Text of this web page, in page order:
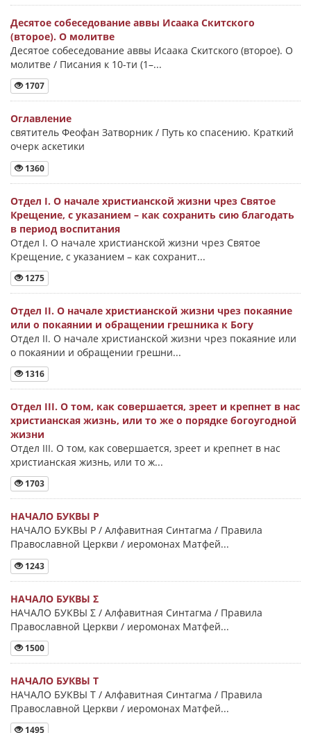
Десятое собеседование аввы Исаака Скитского
(второе). О молитве
Десятое собеседование аввы Исаака Скитского (второе). О
молитве / Писания к 10-ти (1–...
1707
Оглавление
святитель Феофан Затворник / Путь ко спасению. Краткий
очерк аскетики
1360
Отдел I. О начале христианской жизни чрез Святое
Крещение, с указанием – как сохранить сию благодать
в период воспитания
Отдел I. О начале христианской жизни чрез Святое
Крещение, с указанием – как сохранит...
1275
Отдел II. О начале христианской жизни чрез покаяние
или о покаянии и обращении грешника к Богу
Отдел II. О начале христианской жизни чрез покаяние или
о покаянии и обращении грешни...
1316
Отдел III. О том, как совершается, зреет и крепнет в нас
христианская жизнь, или то же о порядке богоугодной
жизни
Отдел III. О том, как совершается, зреет и крепнет в нас
христианская жизнь, или то ж...
1703
НАЧАЛО БУКВЫ Ρ
НАЧАЛО БУКВЫ Ρ / Алфавитная Синтагма / Правила
Православной Церкви / иеромонах Матфей...
1243
НАЧАЛО БУКВЫ Σ
НАЧАЛО БУКВЫ Σ / Алфавитная Синтагма / Правила
Православной Церкви / иеромонах Матфей...
1500
НАЧАЛО БУКВЫ Τ
НАЧАЛО БУКВЫ Τ / Алфавитная Синтагма / Правила
Православной Церкви / иеромонах Матфей...
1495